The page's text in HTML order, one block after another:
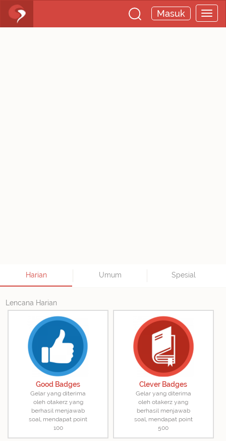
Masuk
Harian Umum Spesial
Lencana Harian
Good Badges
Gelar yang diterima
oleh otakerz yang
berhasil menjawab
soal, mendapat point
100
Clever Badges
Gelar yang diterima
oleh otakerz yang
berhasil menjawab
soal, mendapat point
500